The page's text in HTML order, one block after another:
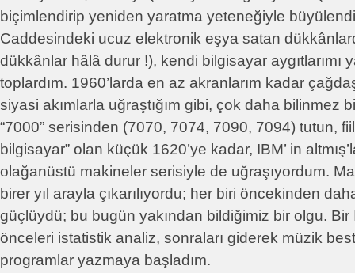
biçimlendirip yeniden yaratma yeteneğiyle
Caddesindeki ucuz elektronik eşya satan
dükkânlar hâlâ durur !), kendi bilgisayar aygıtlarımı
toplardım. 1960’larda en az akranlarım kadar
siyasi akımlarla uğraştığım gibi, çok daha bilinmez
“7000” serisinden (7070, 7074, 7090, 7094) tutun,
bilgisayar” olan küçük 1620’ye kadar, IBM’ in
olağanüstü makineler serisiyle de uğraşıyordum.
birer yıl arayla çıkarılıyordu; her biri öncekinden
güçlüydü; bu bugün yakından bildiğimiz bir olgu.
önceleri istatistik analiz, sonraları giderek müzik
programlar yazmaya başladım.